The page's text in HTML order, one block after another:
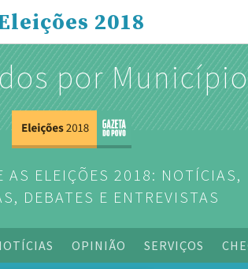
2018
por Município
AS ELEIÇÕES 2018: NOTÍCIAS,
DEBATES E ENTREVISTAS
OPINIÃO SERVIÇOS